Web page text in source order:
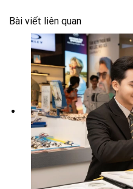
Bài viết liên quan